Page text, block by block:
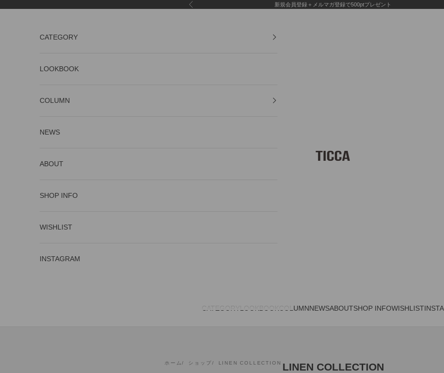
前へ 新規会員登録＋メルマガ登録で500ptプレゼント
TICCA
CATEGORY LOOKBOOK COLUMNNEWSABOUTSHOP INFOWISHLIST
CATEGORY
LOOKBOOK
COLUMN
NEWS
ABOUT
SHOP INFO
WISHLIST
INSTAGRAM
ホーム ショップ LINEN COLLECTION LINEN COLLECTION